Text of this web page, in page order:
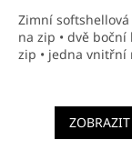
z
5
hvězdiček.
Zimní
na zip • dvě
zip • jedna vnitřní